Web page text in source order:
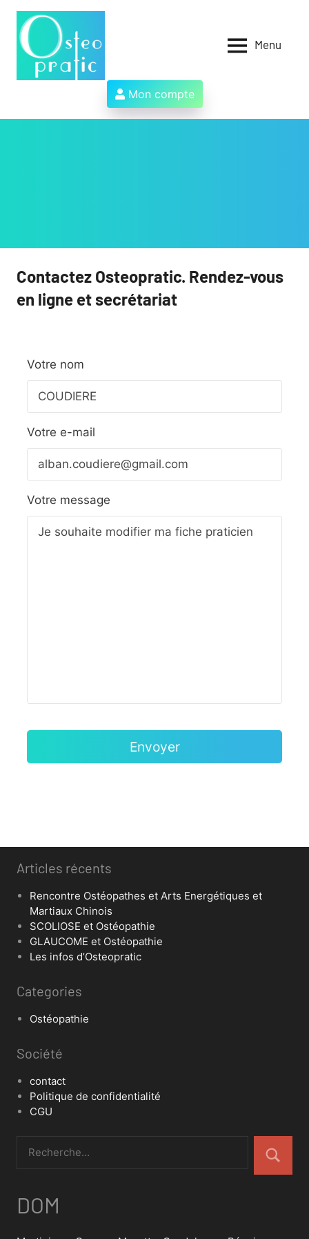
Aller
contenu
des
ostéopathes
et
Menu
Mon compte
Contactez Osteopratic. Rendez-vous
en ligne et secrétariat
Votre nom
Votre e-mail
Votre message
Articles récents
Rencontre Ostéopathes et Arts Energétiques et
Martiaux Chinois
SCOLIOSE et Ostéopathie
GLAUCOME et Ostéopathie
Les infos d’Osteopratic
Categories
Ostéopathie
Société
contact
Politique de confidentialité
CGU
DOM